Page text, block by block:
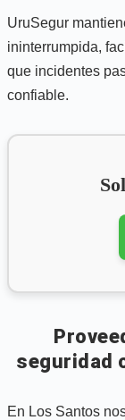
UruSegur
ininterrumpida,
que incidentes
confiable.
seguridad
En Los Santos